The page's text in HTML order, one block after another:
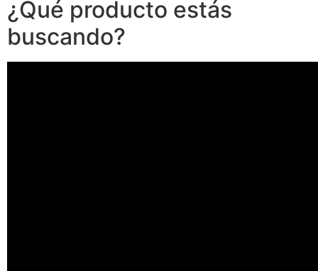
¿Qué producto estás
buscando?